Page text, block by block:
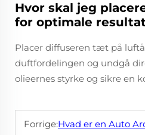
Hvor skal jeg
for optimale
Placer diffuseren tæt på
duftfordelingen og undgå
olieernes styrke og sikre en
Forrige:Hvad er en Auto Aroma